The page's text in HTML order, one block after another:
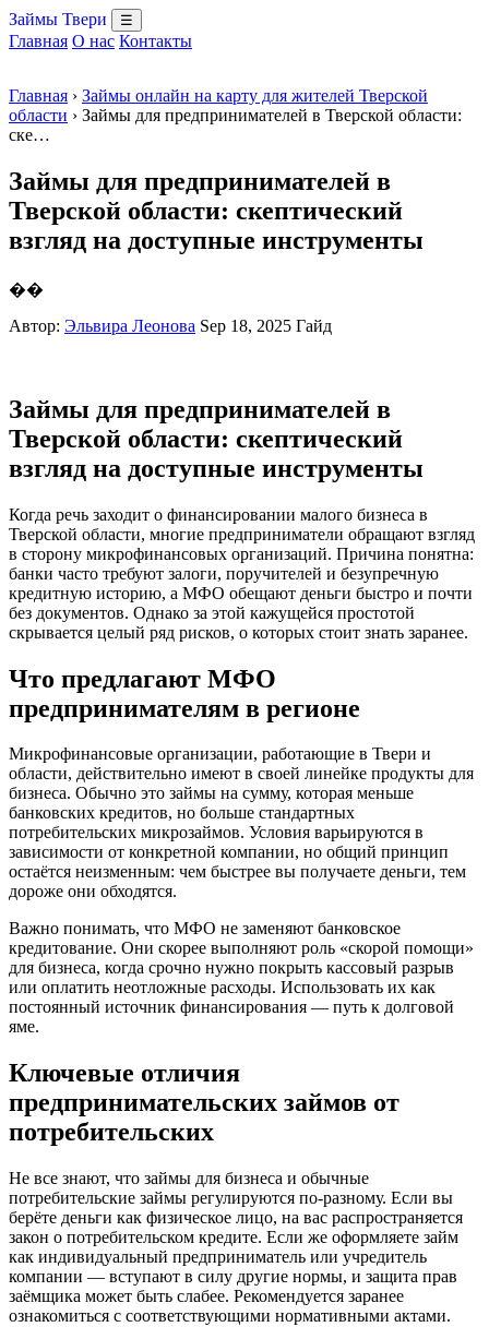
Займы Твери ☰
Главная О нас Контакты
Главная › Займы онлайн на карту для жителей Тверской
области › Займы для предпринимателей в Тверской области:
ске…
Займы для предпринимателей в
Тверской области: скептический
взгляд на доступные инструменты
��
Автор: Эльвира Леонова Sep 18, 2025 Гайд
Займы для предпринимателей в
Тверской области: скептический
взгляд на доступные инструменты
Когда речь заходит о финансировании малого бизнеса в
Тверской области, многие предприниматели обращают взгляд
в сторону микрофинансовых организаций. Причина понятна:
банки часто требуют залоги, поручителей и безупречную
кредитную историю, а МФО обещают деньги быстро и почти
без документов. Однако за этой кажущейся простотой
скрывается целый ряд рисков, о которых стоит знать заранее.
Что предлагают МФО
предпринимателям в регионе
Микрофинансовые организации, работающие в Твери и
области, действительно имеют в своей линейке продукты для
бизнеса. Обычно это займы на сумму, которая меньше
банковских кредитов, но больше стандартных
потребительских микрозаймов. Условия варьируются в
зависимости от конкретной компании, но общий принцип
остаётся неизменным: чем быстрее вы получаете деньги, тем
дороже они обходятся.
Важно понимать, что МФО не заменяют банковское
кредитование. Они скорее выполняют роль «скорой помощи»
для бизнеса, когда срочно нужно покрыть кассовый разрыв
или оплатить неотложные расходы. Использовать их как
постоянный источник финансирования — путь к долговой
яме.
Ключевые отличия
предпринимательских займов от
потребительских
Не все знают, что займы для бизнеса и обычные
потребительские займы регулируются по-разному. Если вы
берёте деньги как физическое лицо, на вас распространяется
закон о потребительском кредите. Если же оформляете займ
как индивидуальный предприниматель или учредитель
компании — вступают в силу другие нормы, и защита прав
заёмщика может быть слабее. Рекомендуется заранее
ознакомиться с соответствующими нормативными актами.